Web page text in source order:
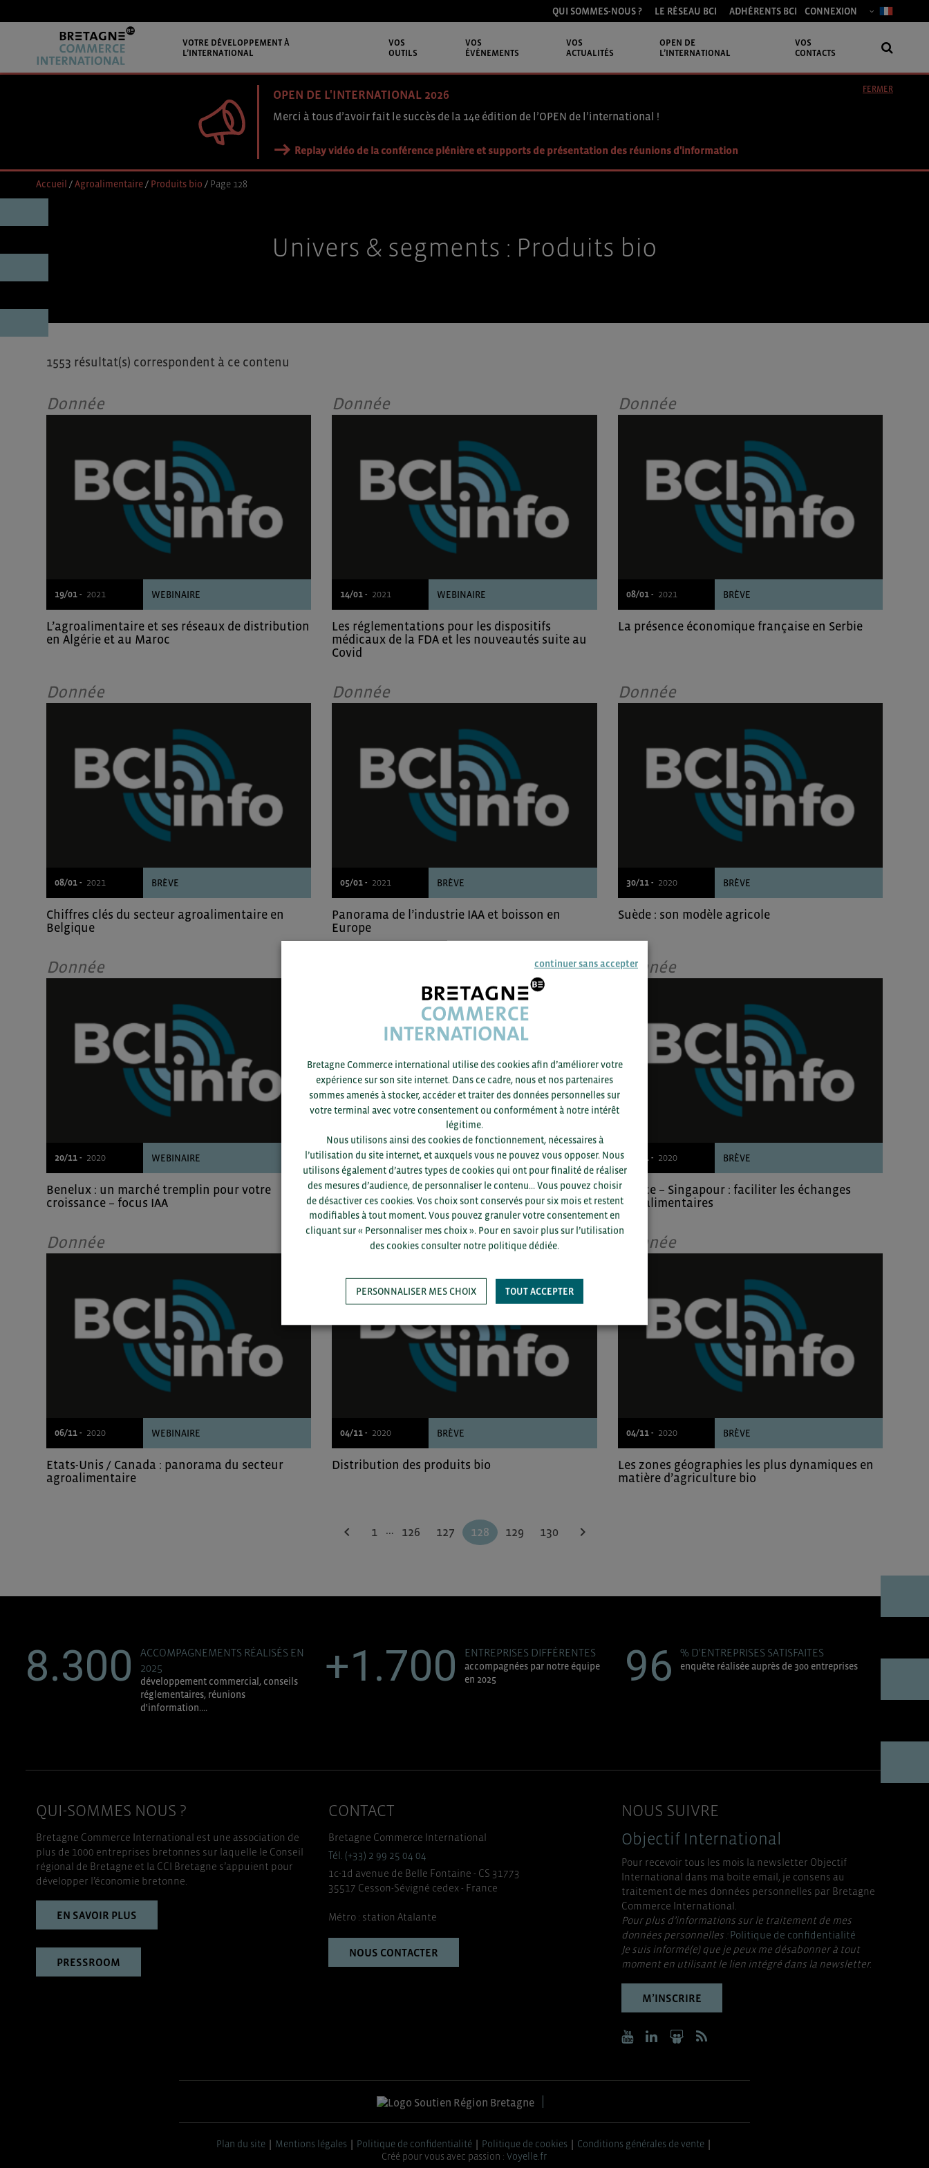
QUI SOMMES-NOUS ? LE RÉSEAU BCI ADHÉRENTS BCI CONNEXION
VOTRE DÉVELOPPEMENT À
L’INTERNATIONAL
VOS
OUTILS
VOS
ÉVÉNEMENTS
VOS
ACTUALITÉS
OPEN DE
L’INTERNATIONAL
VOS
CONTACTS
OPEN DE L'INTERNATIONAL 2026
Merci à tous d’avoir fait le succès de la 14e édition de l’OPEN de l’international !
Replay vidéo de la conférence plénière et supports de présentation des réunions d'information
FERMER
Accueil /Agroalimentaire/ Produits bio / Page 128
Univers & segments : Produits bio
1553 résultat(s) correspondent à ce contenu
Donnée
19/01 - 2021 WEBINAIRE
L’agroalimentaire et ses réseaux de distribution
en Algérie et au Maroc
Donnée
14/01 - 2021 WEBINAIRE
Les réglementations pour les dispositifs
médicaux de la FDA et les nouveautés suite au
Covid
Donnée
08/01 - 2021 BRÈVE
La présence économique française en Serbie
Donnée
08/01 - 2021 BRÈVE
Chiffres clés du secteur agroalimentaire en
Belgique
Donnée
05/01 - 2021 BRÈVE
Panorama de l’industrie IAA et boisson en
Europe
Donnée
30/11 - 2020 BRÈVE
Suède : son modèle agricole
Donnée
20/11 - 2020 WEBINAIRE
Benelux : un marché tremplin pour votre
croissance – focus IAA
19/11 -2020 BRÈVE
Impacts de la crise sanitaire sur les entreprises
agroalimentaires
Donnée
12/11 - 2020 BRÈVE
France – Singapour : faciliter les échanges
agroalimentaires
Donnée
06/11 - 2020 WEBINAIRE
Etats-Unis / Canada : panorama du secteur
agroalimentaire
Donnée
04/11 - 2020 BRÈVE
Distribution des produits bio
Donnée
04/11 - 2020 BRÈVE
Les zones géographies les plus dynamiques en
matière d’agriculture bio
chevron_left 1 … 126 127 128 129 130 chevron_right
8.300
ACCOMPAGNEMENTS RÉALISÉS EN
2025
développement commercial, conseils
réglementaires, réunions
d'information....
+1.700 ENTREPRISES DIFFÉRENTES
accompagnées par notre équipe
en 2025
96 % D'ENTREPRISES SATISFAITES
enquête réalisée auprès de 300 entreprises
QUI-SOMMES NOUS ?
Bretagne Commerce International est une association de
plus de 1000 entreprises bretonnes sur laquelle le Conseil
régional de Bretagne et la CCI Bretagne s’appuient pour
développer l’économie bretonne.
EN SAVOIR PLUS
PRESSROOM
CONTACT
Bretagne Commerce International
Tél. (+33) 2 99 25 04 04
1c-1d avenue de Belle Fontaine - CS 31773
35517 Cesson-Sévigné cedex - France
Métro : station Atalante
NOUS CONTACTER
NOUS SUIVRE
Objectif International
Pour recevoir tous les mois la newsletter Objectif
International dans ma boite email, je consens au
traitement de mes données personnelles par Bretagne
Commerce International.
Pour plus d’informations sur le traitement de mes
données personnelles :Politique de confidentialité
Je suis informé(e) que je peux me désabonner à tout
moment en utilisant le lien intégré dans la newsletter.
M’INSCRIRE
Plan du site Mentions légales Politique de confidentialité Politique de cookies
Conditions générales de vente
Créé pour vous avec passion :Voyelle.fr
continuer sans accepter
Bretagne Commerce international utilise des cookies afin d’améliorer votre
expérience sur son site internet. Dans ce cadre, nous et nos partenaires
sommes amenés à stocker, accéder et traiter des données personnelles sur
votre terminal avec votre consentement ou conformément à notre intérêt
légitime.
Nous utilisons ainsi des cookies de fonctionnement, nécessaires à
l’utilisation du site internet, et auxquels vous ne pouvez vous opposer. Nous
utilisons également d’autres types de cookies qui ont pour finalité de réaliser
des mesures d’audience, de personnaliser le contenu... Vous pouvez choisir
de désactiver ces cookies. Vos choix sont conservés pour six mois et restent
modifiables à tout moment. Vous pouvez granuler votre consentement en
cliquant sur « Personnaliser mes choix ». Pour en savoir plus sur l’utilisation
des cookies consulter notre politique dédiée.
PERSONNALISER MES CHOIX TOUT ACCEPTER